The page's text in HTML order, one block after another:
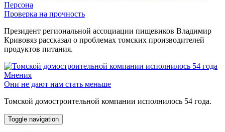
Персона
Проверка на прочность
Президент региональной ассоциации пищевиков Владимир
Кривовяз рассказал о проблемах томских производителей
продуктов питания.
Мнения
Они не дают нам стать меньше
Томской домостроительной компании исполнилось 54 года.
Toggle navigation